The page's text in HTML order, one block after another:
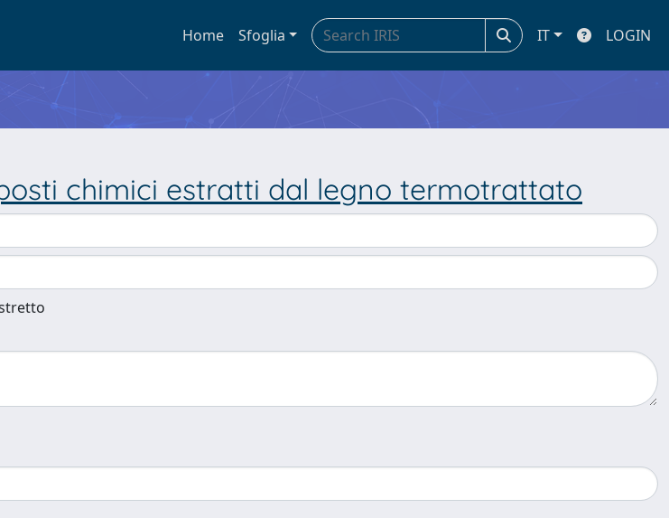
Home Sfoglia IT LOGIN
chimici estratti dal legno termotrattato